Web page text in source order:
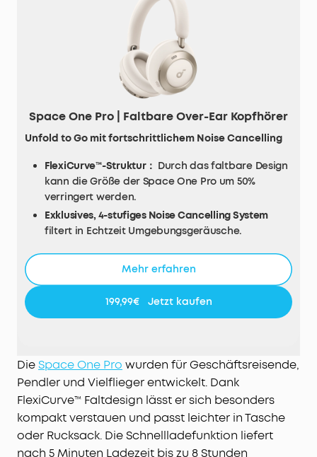
Space One Pro | Faltbare Over-Ear Kopfhörer
Unfold to Go mit fortschrittlichem Noise Cancelling
FlexiCurve™-Struktur： Durch das faltbare Design
kann die Größe der Space One Pro um 50%
verringert werden.
Exklusives, 4-stufiges Noise Cancelling System
filtert in Echtzeit Umgebungsgeräusche.
verzerrungsfreien Hörgenuss.
Lange Wiedergabe:40h mit ANC, 60h ohne ANC.
Ultra-schnelles laden 5 Min. = 8 Std.
Tragekomfort für den ganzen Tag:Durch
Mehr erfahren
199,99€ Jetzt kaufen
Die Space One Pro wurden für Geschäftsreisende,
Pendler und Vielflieger entwickelt. Dank
FlexiCurve™ Faltdesign lässt er sich besonders
kompakt verstauen und passt leichter in Tasche
oder Rucksack. Die Schnellladefunktion liefert
nach 5 Minuten Ladezeit bis zu 8 Stunden